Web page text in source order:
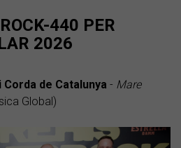
440 PER
2026
de Catalunya - Mare
Global)